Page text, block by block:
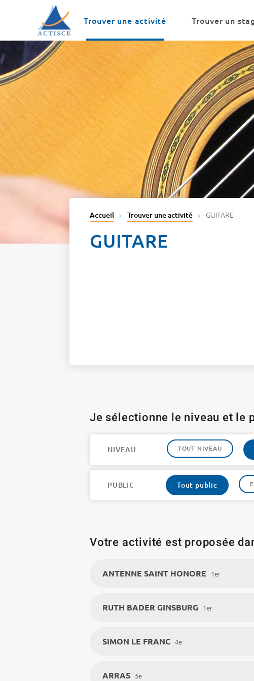
Trouver une activité
Trouver un
Accueil Trouver une activité GUITARE
GUITARE
Je sélectionne le niveau et le
NIVEAU TOUT NIVEAU
PUBLIC Tout public
Votre activité est proposée
ANTENNE SAINT HONORE 1er
RUTH BADER GINSBURG 1er
SIMON LE FRANC 4e
ARRAS 5e